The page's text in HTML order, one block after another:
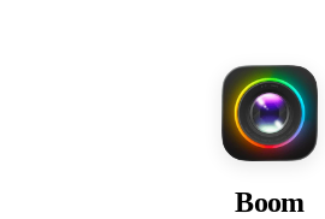
Boom